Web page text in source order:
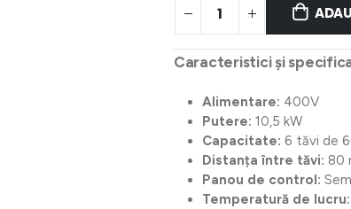
Caracteristici și
Alimentare: 400V
Putere: 10,5 kW
Capacitate: 6 tăvi de
Distanța între tăvi: 80
Panou de control:
Temperatură de lucru: